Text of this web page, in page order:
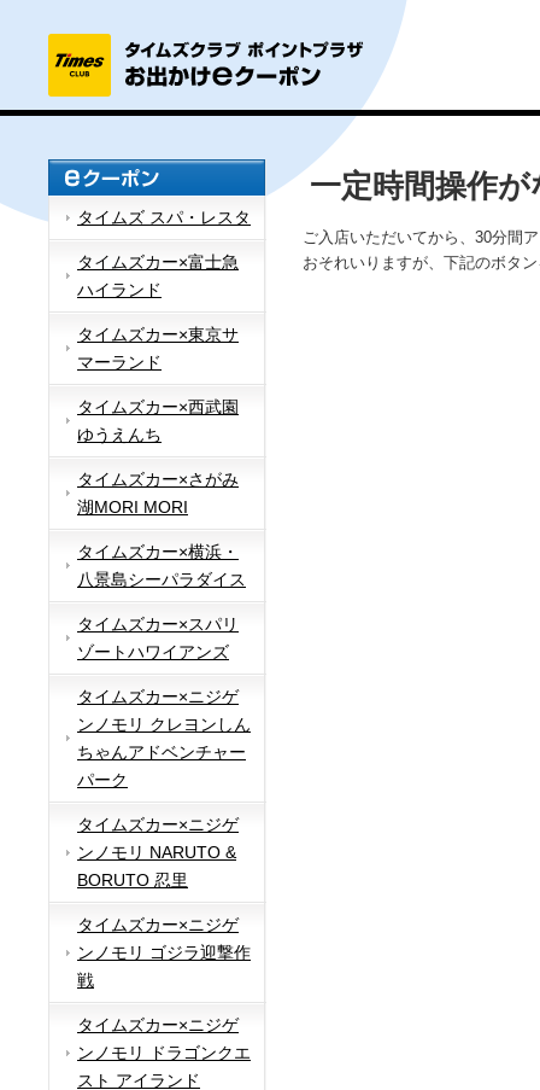
タイムズ スパ・レスタ
タイムズカー×富士急
ハイランド
タイムズカー×東京サ
マーランド
タイムズカー×西武園
ゆうえんち
タイムズカー×さがみ
湖MORI MORI
タイムズカー×横浜・
八景島シーパラダイス
タイムズカー×スパリ
ゾートハワイアンズ
タイムズカー×ニジゲ
ンノモリ クレヨンしん
ちゃんアドベンチャー
パーク
タイムズカー×ニジゲ
ンノモリ NARUTO &
BORUTO 忍里
タイムズカー×ニジゲ
ンノモリ ゴジラ迎撃作
戦
タイムズカー×ニジゲ
ンノモリ ドラゴンクエ
スト アイランド
一定時間操作
ご入店いただいてから、30分間
おそれいりますが、下記のボタ